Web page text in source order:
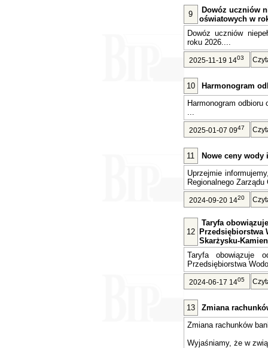
9
Dowóz uczniów
oświatowych w
Dowóz uczniów
roku 2026....
2025-11-19 1403
10
Harmonogram
Harmonogram odbioru
...
2025-01-07 0947
11
Nowe ceny wody
Uprzejmie
Regionalnego
2024-09-20 1420
12
Taryfa
Przedsiębiorstwa
Skarżysku-
Taryfa obowiązuje
Przedsiębiorstwa
2024-06-17 1405
13
Zmiana
Zmiana rachunków
Wyjaśniamy, że w